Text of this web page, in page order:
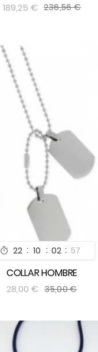
189,25 € 236,56 €
 22 : 10 : 02 : 55
 
COLLAR HOMBRE
28,00 € 35,00 €